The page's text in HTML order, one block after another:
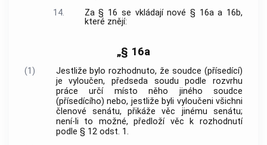
14.
Za § 16 se vkládají nové § 16a a 16b,
které znějí:
„§ 16a
(1)
Jestliže bylo rozhodnuto, že soudce (přísedící)
je vyloučen, předseda soudu podle rozvrhu
práce určí místo něho jiného soudce
(přísedícího) nebo, jestliže byli vyloučeni všichni
členové senátu, přikáže věc jinému senátu;
není-li to možné, předloží věc k rozhodnutí
podle § 12 odst. 1.